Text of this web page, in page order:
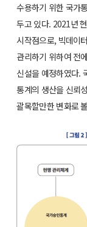
수용하기 위한 국가
두고 있다. 2021년
시작점으로, 빅데이
관리하기 위하여 전
신설을 예정하였다.
통계의 생산을 신뢰
괄목할만한 변화로